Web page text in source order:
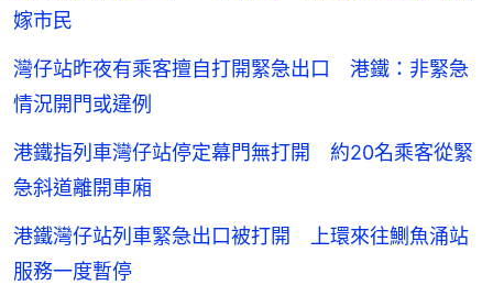
嫁市民
灣仔站昨夜有乘客擅自打開緊急出口 港鐵：非緊急
情況開門或違例
港鐵指列車灣仔站停定幕門無打開 約20名乘客從緊
急斜道離開車廂
港鐵灣仔站列車緊急出口被打開 上環來往鰂魚涌站
服務一度暫停